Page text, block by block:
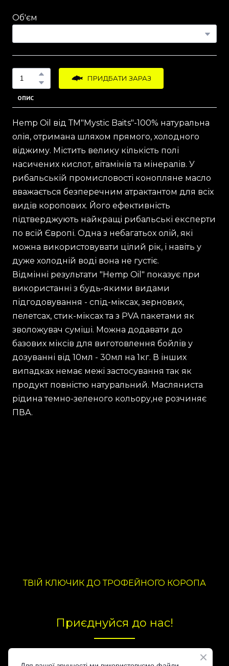
Об'єм
ПРИДБАТИ ЗАРАЗ
ОПИС
Hemp Oil від ТМ"Mystic Baits"-100% натуральна
олія, отримана шляхом прямого, холодного
віджиму. Містить велику кількість полі
насичених кислот, вітамінів та мінералів. У
рибальській промисловості конопляне масло
вважається безперечним атрактантом для всіх
видів коропових. Його ефективність
підтверджують найкращі рибальські експерти
по всій Європі. Одна з небагатьох олій, які
можна використовувати цілий рік, і навіть у
дуже холодній воді вона не густіє.
Відмінні результати "Hemp Oil" показує при
використанні з будь-якими видами
підгодовування - спід-міксах, зернових,
пелетсах, стик-міксах та з PVA пакетами як
зволожувач суміші. Можна додавати до
базових міксів для виготовлення бойлів у
дозуванні від 10мл - 30мл на 1кг. В інших
випадках немає межі застосування так як
продукт повністю натуральний. Масляниста
рідина темно-зеленого кольору,не розчиняє
ПВА.
ТВІЙ КЛЮЧИК ДО ТРОФЕЙНОГО КОРОПА
Приєднуйся до нас!